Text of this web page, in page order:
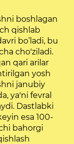
boshlagan
qishlab
bo’ladi, bu
cho'ziladi.
qari arilar
yosh
janubiy
ya'ni fevral
Dastlabki
esa 100-
bahorgi